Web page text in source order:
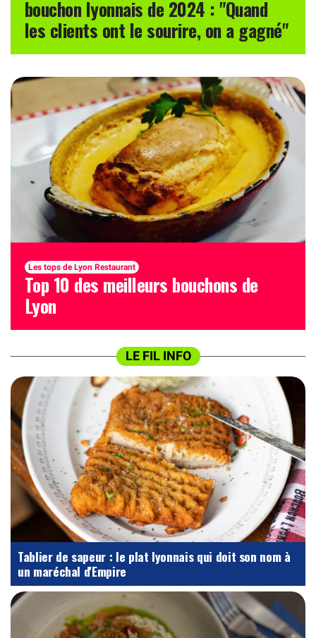
bouchon lyonnais de 2024 : "Quand
les clients ont le sourire, on a gagné"
Les tops de Lyon Restaurant
Top 10 des meilleurs bouchons de
Lyon
LE FIL INFO
Tablier de sapeur : le plat lyonnais qui doit son nom à
un maréchal d'Empire